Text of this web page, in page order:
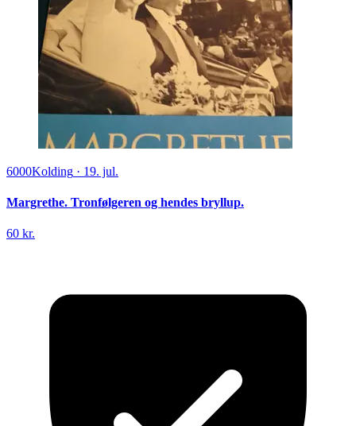
6000Kolding · 19. jul.
Margrethe. Tronfølgeren og hendes bryllup.
60 kr.